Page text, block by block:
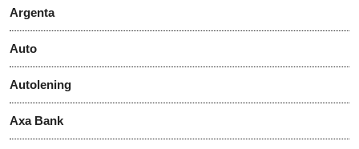
Argenta
Auto
Autolening
Axa Bank